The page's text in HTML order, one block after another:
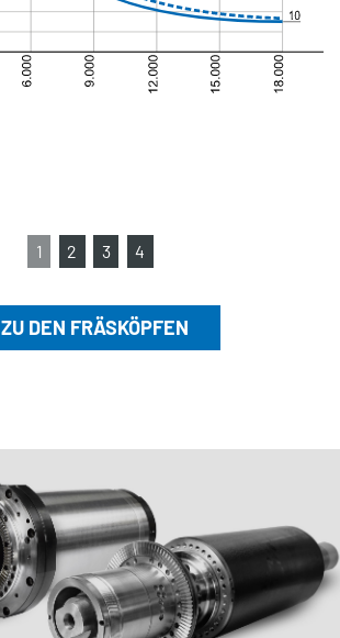
1 2 3 4
ZU DEN FRÄSKÖPFEN